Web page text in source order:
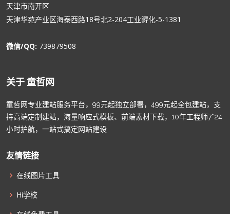
天津市南开区
天津华苑产业区海泰西路18号北2-204工业孵化-5-1381
微信/QQ: 739879508
关于 童哲网
童哲网专业建站服务平台，99元起独立部署，499元起全包建站，支
持高端定制建站，海量响应式模板、前端素材下载，10年工程师7*24
小时护航，一站式搞定网站建设
友情链接
在线图片工具
Hi学校